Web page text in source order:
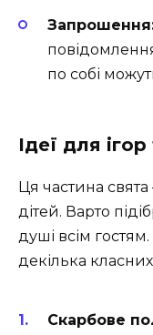
по собі
Ідеї для
Ця частина
дітей. Варто
душі всім
декілька
Скарбове